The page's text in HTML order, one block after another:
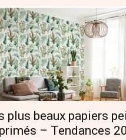
plus beaux papiers
– Tendances